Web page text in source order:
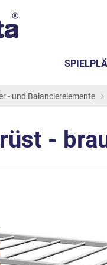
- und Balancierelemente
-